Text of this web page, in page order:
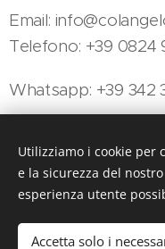
Email:
Telefono: +39 0824
Whatsapp: +39 342
Colangelo Gioielli - Viale
Utilizziamo i cookie per
e la sicurezza del
esperienza utente
Accetta solo i